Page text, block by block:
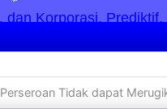
Korporasi.
Tidak dapat